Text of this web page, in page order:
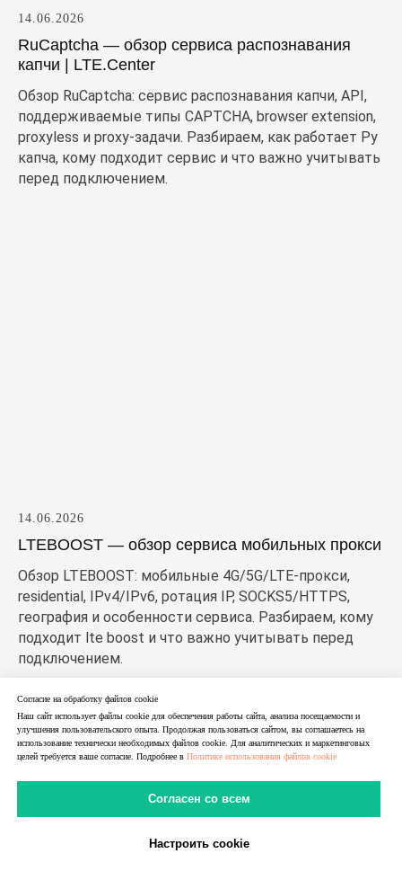
14.06.2026
RuCaptcha — обзор сервиса распознавания
капчи | LTE.Center
Обзор RuCaptcha: сервис распознавания капчи, API,
поддерживаемые типы CAPTCHA, browser extension,
proxyless и proxy-задачи. Разбираем, как работает Ру
капча, кому подходит сервис и что важно учитывать
перед подключением.
14.06.2026
LTEBOOST — обзор сервиса мобильных прокси
Обзор LTEBOOST: мобильные 4G/5G/LTE-прокси,
residential, IPv4/IPv6, ротация IP, SOCKS5/HTTPS,
география и особенности сервиса. Разбираем, кому
подходит lte boost и что важно учитывать перед
подключением.
Согласие на обработку файлов cookie
Наш сайт использует файлы cookie для обеспечения работы сайта, анализа посещаемости и
улучшения пользовательского опыта. Продолжая пользоваться сайтом, вы соглашаетесь на
использование технически необходимых файлов cookie. Для аналитических и маркетинговых
целей требуется ваше согласие. Подробнее в Политике использования файлов cookie
Согласен со всем
Настроить cookie